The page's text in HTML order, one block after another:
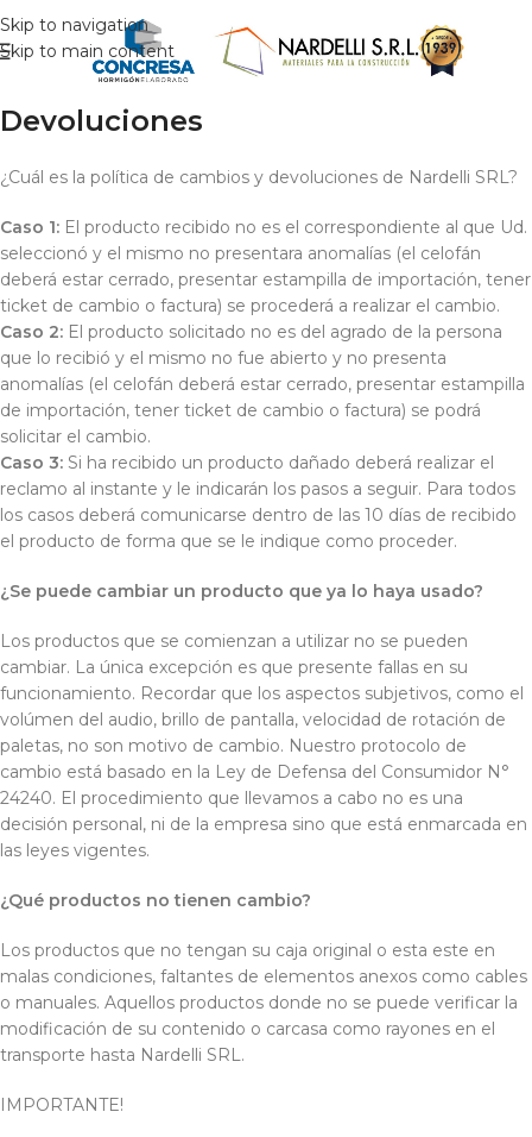
Skip to navigation
Skip to main content
Devoluciones
¿Cuál es la política de cambios y devoluciones de Nardelli SRL?
Caso 1: El producto recibido no es el correspondiente al que Ud.
seleccionó y el mismo no presentara anomalías (el celofán
deberá estar cerrado, presentar estampilla de importación, tener
ticket de cambio o factura) se procederá a realizar el cambio.
Caso 2: El producto solicitado no es del agrado de la persona
que lo recibió y el mismo no fue abierto y no presenta
anomalías (el celofán deberá estar cerrado, presentar estampilla
de importación, tener ticket de cambio o factura) se podrá
solicitar el cambio.
Caso 3: Si ha recibido un producto dañado deberá realizar el
reclamo al instante y le indicarán los pasos a seguir. Para todos
los casos deberá comunicarse dentro de las 10 días de recibido
el producto de forma que se le indique como proceder.
¿Se puede cambiar un producto que ya lo haya usado?
Los productos que se comienzan a utilizar no se pueden
cambiar. La única excepción es que presente fallas en su
funcionamiento. Recordar que los aspectos subjetivos, como el
volúmen del audio, brillo de pantalla, velocidad de rotación de
paletas, no son motivo de cambio. Nuestro protocolo de
cambio está basado en la Ley de Defensa del Consumidor N°
24240. El procedimiento que llevamos a cabo no es una
decisión personal, ni de la empresa sino que está enmarcada en
las leyes vigentes.
¿Qué productos no tienen cambio?
Los productos que no tengan su caja original o esta este en
malas condiciones, faltantes de elementos anexos como cables
o manuales. Aquellos productos donde no se puede verificar la
modificación de su contenido o carcasa como rayones en el
transporte hasta Nardelli SRL.
IMPORTANTE!